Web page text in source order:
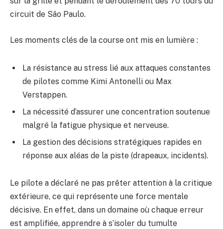
circuit de São Paulo.
Les moments clés de la course ont mis en lumière :
La résistance au stress lié aux attaques constantes
de pilotes comme Kimi Antonelli ou Max
Verstappen.
La nécessité d’assurer une concentration soutenue
malgré la fatigue physique et nerveuse.
La gestion des décisions stratégiques rapides en
réponse aux aléas de la piste (drapeaux, incidents).
Le pilote a déclaré ne pas prêter attention à la critique
extérieure, ce qui représente une force mentale
décisive. En effet, dans un domaine où chaque erreur
est amplifiée, apprendre à s’isoler du tumulte